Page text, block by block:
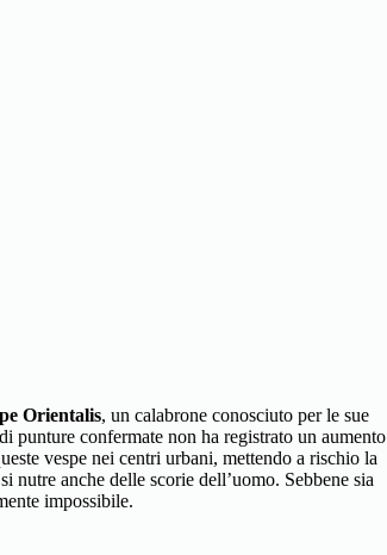
Orientalis, un calabrone conosciuto per le sue
punture confermate non ha registrato un aumento
vespe nei centri urbani, mettendo a rischio la
nutre anche delle scorie dell’uomo. Sebbene sia
impossibile.